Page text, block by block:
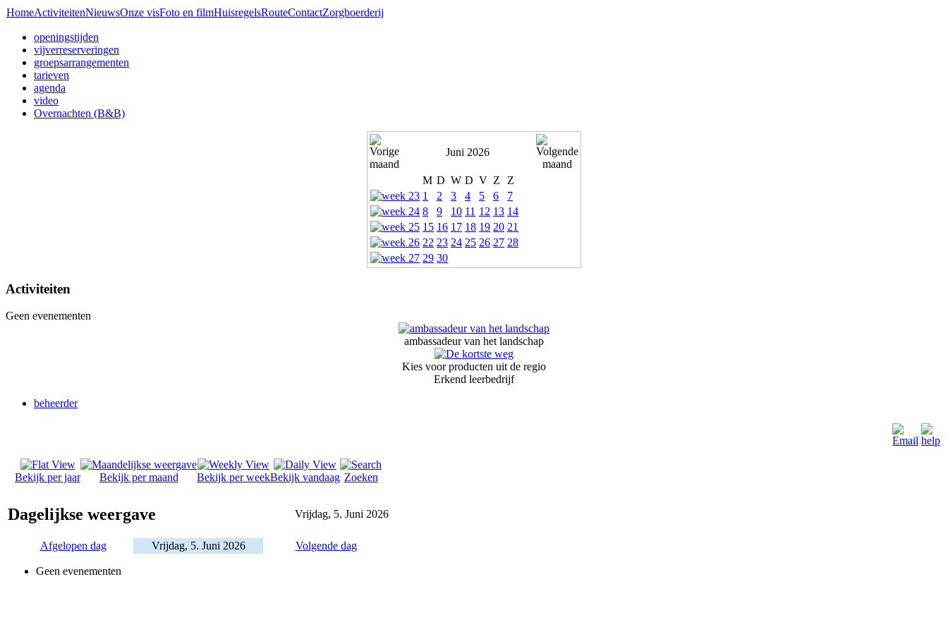
HomeActiviteitenNieuwsOnze visFoto en filmHuisregelsRouteContactZorgboerderij
openingstijden
vijverreserveringen
groepsarrangementen
tarieven
agenda
video
Overnachten (B&B)
Juni 2026
M D W D V Z
Z
1
2 3 4 5 6
7
8
9 10 11 12 13 14
15 16 17 18 19 20 21
22 23 24 25 26 27 28
29 30
Activiteiten
Geen evenementen
ambassadeur van het landschap
Kies voor producten uit de regio
Erkend leerbedrijf
beheerder
Bekijk per jaar Bekijk per maand Bekijk per weekBekijk vandaag Zoeken
Dagelijkse weergave Vrijdag, 5. Juni 2026
Afgelopen dag Vrijdag, 5. Juni 2026 Volgende dag
Geen evenementen